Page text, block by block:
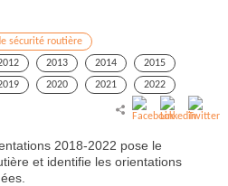
sécurité routière
2013 2014
2015
2020 2021 2022
2018-2022 pose le
et identifie les orientations